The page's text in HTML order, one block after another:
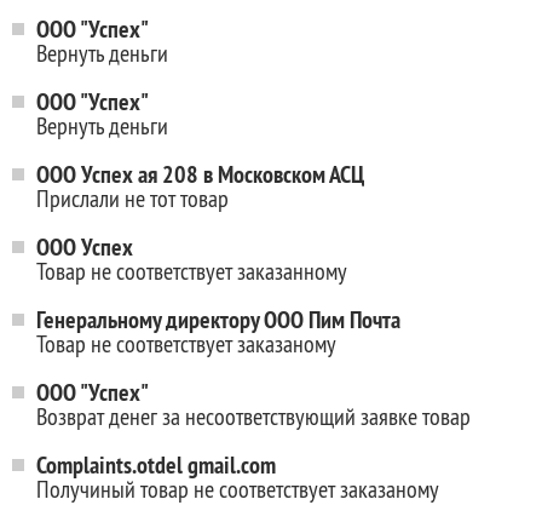
ООО "Успех"
Вернуть деньги
ООО "Успех"
Вернуть деньги
ООО Успех ая 208 в Московском АСЦ
Прислали не тот товар
ООО Успех
Товар не соответствует заказанному
Генеральному директору ООО Пим Почта
Товар не соответствует заказаному
ООО "Успех"
Возврат денег за несоответствующий заявке товар
Complaints.otdel gmail.com
Получиный товар не соответствует заказаному